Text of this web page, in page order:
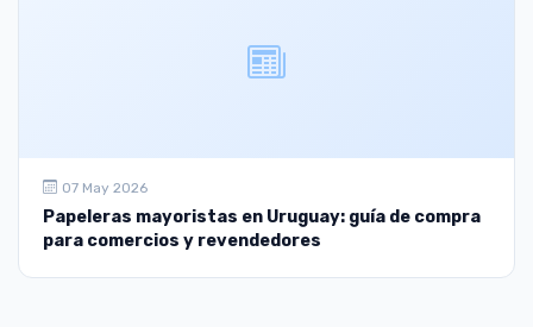
07 May 2026
Papeleras mayoristas en Uruguay: guía de compra
para comercios y revendedores